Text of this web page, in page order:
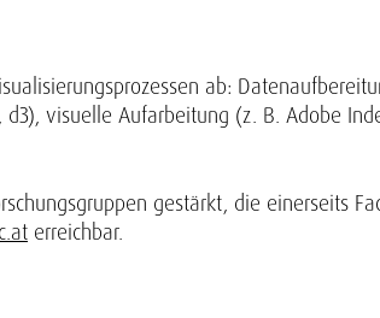
ab:
visuelle Aufarbeitung (z. B. Adobe
gestärkt, die einerseits
erreichbar.